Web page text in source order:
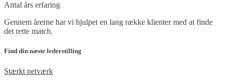
Antal års erfaring
Gennem årerne har vi hjulpet en lang række klienter med at finde
det rette match.
Find din næste lederstilling
Stærkt netværk